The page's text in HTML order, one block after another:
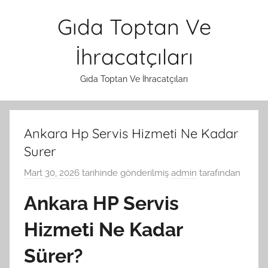
Gıda Toptan Ve
İhracatçıları
Gıda Toptan Ve İhracatçıları
Ankara Hp Servis Hizmeti Ne Kadar
Surer
Mart 30, 2026 tarihinde gönderilmiş admin tarafından
Ankara HP Servis
Hizmeti Ne Kadar
Sürer?